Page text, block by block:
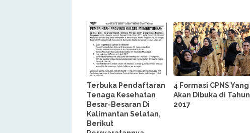
Terbuka Pendaftaran
Tenaga Kesehatan
Besar-Besaran Di
Kalimantan Selatan,
Berikut
4 Formasi CPNS Yang
Akan Dibuka di Tahun
2017